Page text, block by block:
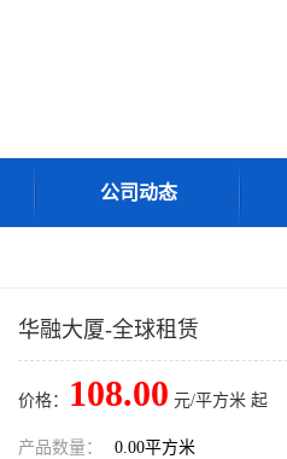
公司动态
华融大厦-全球租赁
价格： 108.00 元/平方米 起
产品数量： 0.00平方米